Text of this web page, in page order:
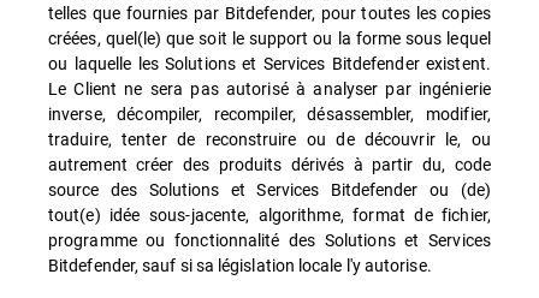
telles que fournies par Bitdefender, pour toutes les copies
créées, quel(le) que soit le support ou la forme sous lequel
ou laquelle les Solutions et Services Bitdefender existent.
Le Client ne sera pas autorisé à analyser par ingénierie
inverse, décompiler, recompiler, désassembler, modifier,
traduire, tenter de reconstruire ou de découvrir le, ou
autrement créer des produits dérivés à partir du, code
source des Solutions et Services Bitdefender ou (de)
tout(e) idée sous-jacente, algorithme, format de fichier,
programme ou fonctionnalité des Solutions et Services
Bitdefender, sauf si sa législation locale l'y autorise.